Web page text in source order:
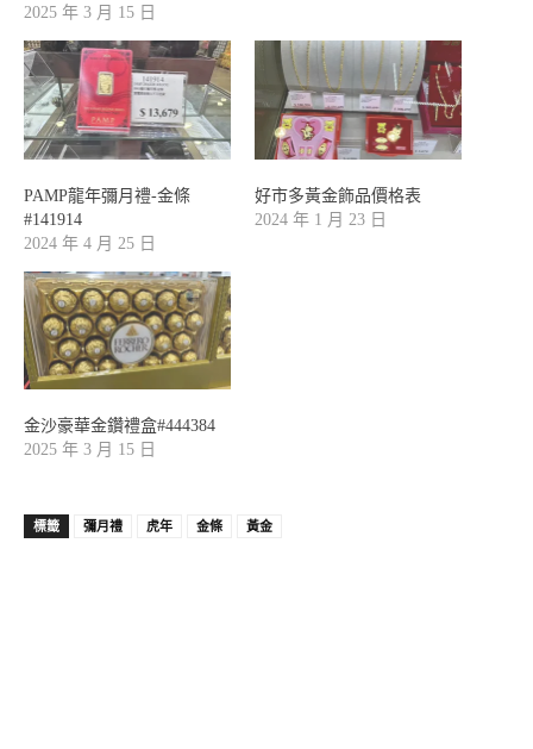
2025 年 3 月 15 日
PAMP龍年彌月禮-金條
#141914
2024 年 4 月 25 日
好市多黃金飾品價格表
2024 年 1 月 23 日
金沙豪華金鑽禮盒#444384
2025 年 3 月 15 日
標籤 彌月禮 虎年 金條 黃金